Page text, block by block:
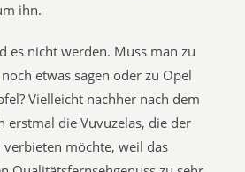
ihn.
es nicht werden. Muss man zu
etwas sagen oder zu Opel
Vielleicht nachher nach dem
erstmal die Vuvuzelas, die der
möchte, weil das